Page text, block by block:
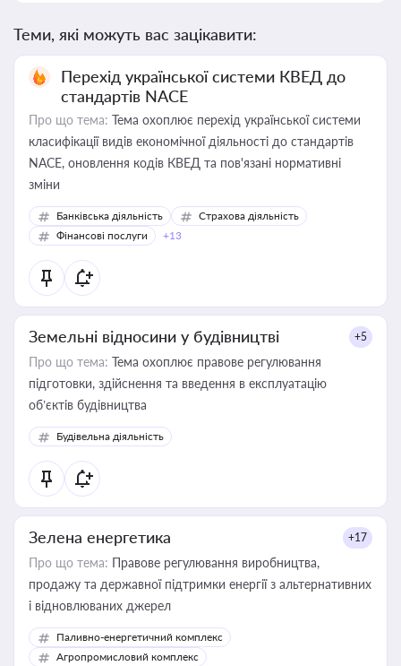
Теми, які можуть вас зацікавити:
Перехід української системи КВЕД до
стандартів NACE
Про що тема: Тема охоплює перехід української системи
класифікації видів економічної діяльності до стандартів
NACE, оновлення кодів КВЕД та пов'язані нормативні
зміни
Банківська діяльність
Страхова діяльність
Фінансові послуги
+13
Земельні відносини у будівництві +5
Про що тема: Тема охоплює правове регулювання
підготовки, здійснення та введення в експлуатацію
об’єктів будівництва
Будівельна діяльність
Зелена енергетика +17
Про що тема: Правове регулювання виробництва,
продажу та державної підтримки енергії з альтернативних
і відновлюваних джерел
Паливно-енергетичний комплекс
Агропромисловий комплекс